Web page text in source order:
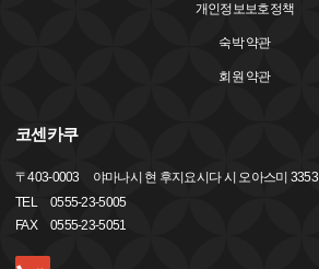
개인정보보호정책
숙박 약관
회원 약관
코센카쿠
〒403-0003
야마나시 현 후지요시다 시 오아스미 3353
TEL
0555-23-5005
FAX
0555-23-5051